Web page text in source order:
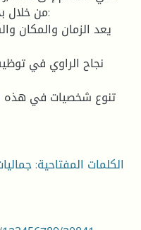
من خلال
الكلمات المفتاحية: